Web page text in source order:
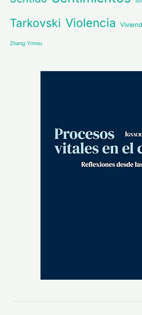
Tarkovski Violencia
Zhang Yimou